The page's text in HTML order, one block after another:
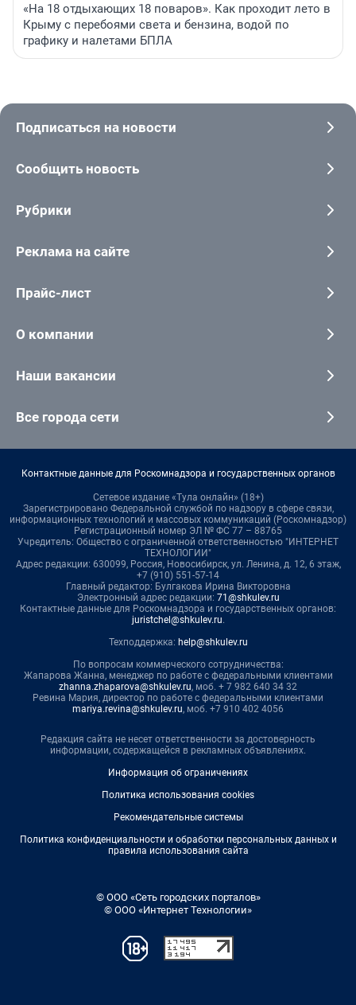
«На 18 отдыхающих 18 поваров». Как проходит лето в
Крыму с перебоями света и бензина, водой по
графику и налетами БПЛА
Подписаться на новости
Сообщить новость
Рубрики
Реклама на сайте
Прайс-лист
О компании
Наши вакансии
Все города сети
Контактные данные для Роскомнадзора и государственных органов
Сетевое издание «Тула онлайн» (18+)
Зарегистрировано Федеральной службой по надзору в сфере связи,
информационных технологий и массовых коммуникаций (Роскомнадзор)
Регистрационный номер ЭЛ № ФС 77 – 88765
Учредитель: Общество с ограниченной ответственностью "ИНТЕРНЕТ
ТЕХНОЛОГИИ"
Адрес редакции: 630099, Россия, Новосибирск, ул. Ленина, д. 12, 6 этаж,
+7 (910) 551-57-14
Главный редактор: Булгакова Ирина Викторовна
Электронный адрес редакции: 71@shkulev.ru
Контактные данные для Роскомнадзора и государственных органов:
juristchel@shkulev.ru.
Техподдержка: help@shkulev.ru
По вопросам коммерческого сотрудничества:
Жапарова Жанна, менеджер по работе с федеральными клиентами
zhanna.zhaparova@shkulev.ru, моб. + 7 982 640 34 32
Ревина Мария, директор по работе с федеральными клиентами
mariya.revina@shkulev.ru, моб. +7 910 402 4056
Редакция сайта не несет ответственности за достоверность
информации, содержащейся в рекламных объявлениях.
Информация об ограничениях
Политика использования cookies
Рекомендательные системы
Политика конфиденциальности и обработки персональных данных и
правила использования сайта
© ООО «Сеть городских порталов»
© ООО «Интернет Технологии»